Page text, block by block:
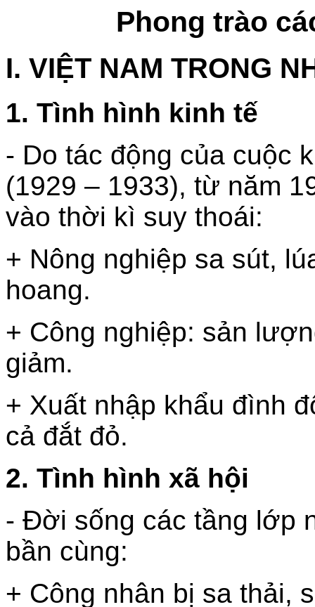
Phong trào
I. VIỆT NAM TRONG
1. Tình hình kinh tế
- Do tác động của cuộc
(1929 – 1933), từ năm
vào thời kì suy thoái:
+ Nông nghiệp sa sút,
hoang.
+ Công nghiệp: sản
giảm.
+ Xuất nhập khẩu đình
cả đắt đỏ.
2. Tình hình xã hội
- Đời sống các tầng lớp
bần cùng:
+ Công nhân bị sa thải,